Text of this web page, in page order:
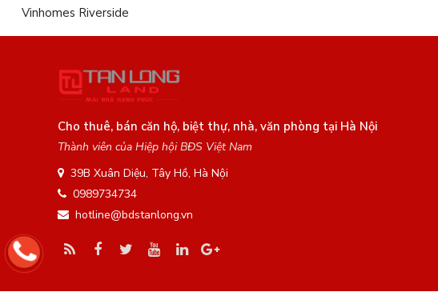
Vinhomes Riverside
Cho thuê, bán căn hộ, biệt thự, nhà, văn phòng tại Hà Nội
Thành viên của Hiệp hội BĐS Việt Nam
39B Xuân Diệu, Tây Hồ, Hà Nội
0989734734
hotline@bdstanlong.vn